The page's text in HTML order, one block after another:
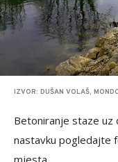
IZVOR: DUŠAN VOLAŠ,
Betoniranje staze uz
nastavku pogledajte
mjesta.